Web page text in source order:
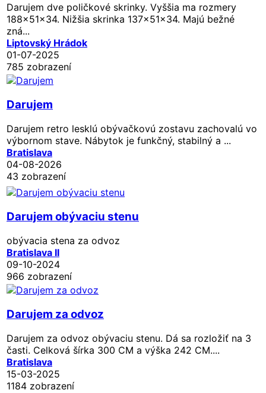
Darujem dve poličkové skrinky. Vyššia ma rozmery
188x51x34. Nižšia skrinka 137x51x34. Majú bežné
zná...
Liptovský Hrádok
01-07-2025
785 zobrazení
Darujem
Darujem retro lesklú obývačkovú zostavu zachovalú vo
výbornom stave. Nábytok je funkčný, stabilný a ...
Bratislava
04-08-2026
43 zobrazení
Darujem obývaciu stenu
obývacia stena za odvoz
Bratislava II
09-10-2024
966 zobrazení
Darujem za odvoz
Darujem za odvoz obývaciu stenu. Dá sa rozložiť na 3
časti. Celková šírka 300 CM a výška 242 CM....
Bratislava
15-03-2025
1184 zobrazení